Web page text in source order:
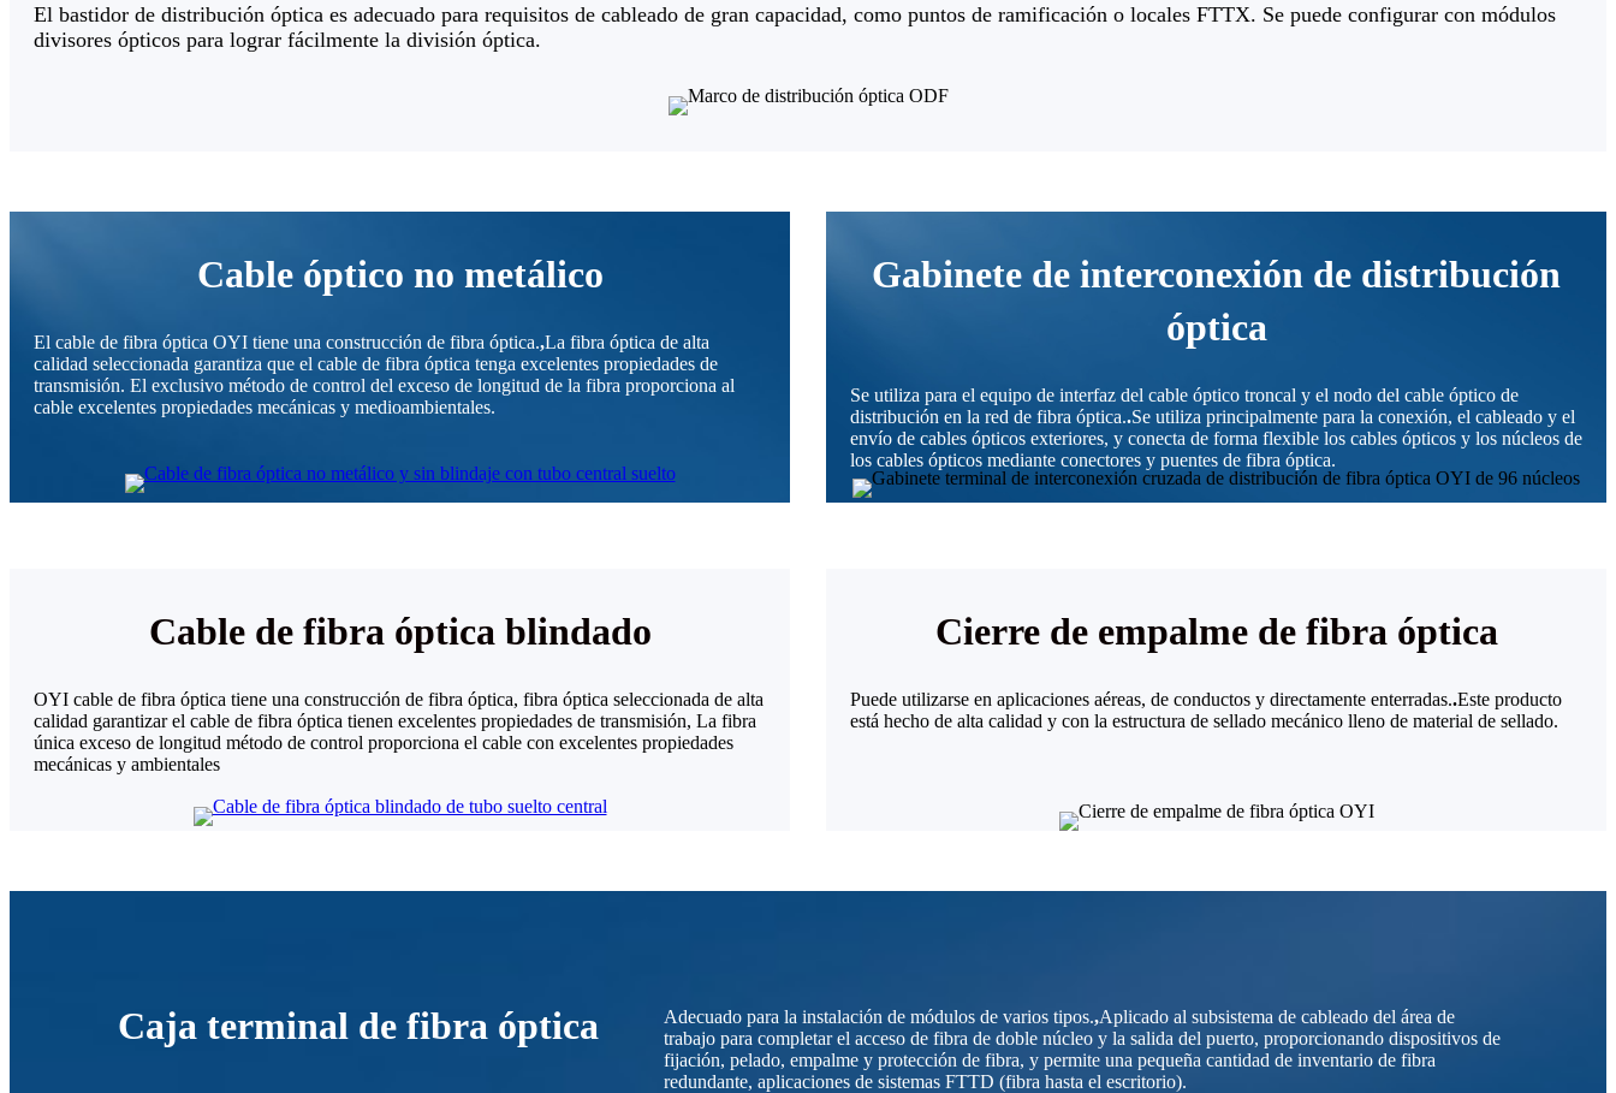
El bastidor de distribución óptica es adecuado para requisitos de cableado de gran capacidad, como puntos de ramificación o locales FTTX. Se puede configurar con módulos
divisores ópticos para lograr fácilmente la división óptica.
Cable óptico no metálico
El cable de fibra óptica OYI tiene una construcción de fibra óptica.,La fibra óptica de alta
calidad seleccionada garantiza que el cable de fibra óptica tenga excelentes propiedades de
transmisión. El exclusivo método de control del exceso de longitud de la fibra proporciona al
cable excelentes propiedades mecánicas y medioambientales.
Gabinete de interconexión de distribución
óptica
Se utiliza para el equipo de interfaz del cable óptico troncal y el nodo del cable óptico de
distribución en la red de fibra óptica..Se utiliza principalmente para la conexión, el cableado y el
envío de cables ópticos exteriores, y conecta de forma flexible los cables ópticos y los núcleos de
los cables ópticos mediante conectores y puentes de fibra óptica.
Cable de fibra óptica blindado
OYI cable de fibra óptica tiene una construcción de fibra óptica, fibra óptica seleccionada de alta
calidad garantizar el cable de fibra óptica tienen excelentes propiedades de transmisión, La fibra
única exceso de longitud método de control proporciona el cable con excelentes propiedades
mecánicas y ambientales
Cierre de empalme de fibra óptica
Puede utilizarse en aplicaciones aéreas, de conductos y directamente enterradas..Este producto
está hecho de alta calidad y con la estructura de sellado mecánico lleno de material de sellado.
Caja terminal de fibra óptica Adecuado para la instalación de módulos de varios tipos.,Aplicado al subsistema de cableado del área de
trabajo para completar el acceso de fibra de doble núcleo y la salida del puerto, proporcionando dispositivos de
fijación, pelado, empalme y protección de fibra, y permite una pequeña cantidad de inventario de fibra
redundante, aplicaciones de sistemas FTTD (fibra hasta el escritorio).